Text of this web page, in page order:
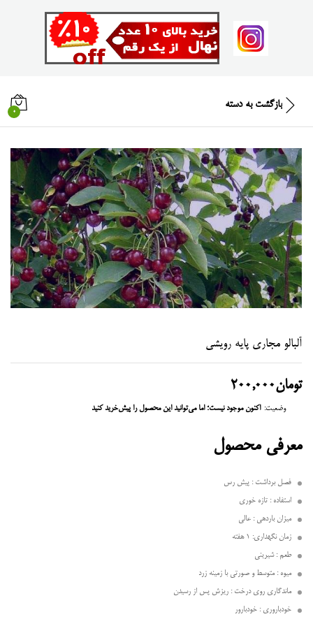
بازگشت به دسته
0
آلبالو مجاری پایه رویشی
تومان200,000
وضعیت: اکنون موجود نیست؛ اما می‌توانید این محصول را پیش‌خرید کنید
معرفی محصول
فصل برداشت : پیش رس
استفاده : تازه خوری
میزان باردهی : عالی
زمان نگهداری: 1 هفته
طعم : شیرینی
میوه : متوسط و صورتی با زمینه زرد
ماندگاری روی درخت : ریزش پس از رسیدن
خودباروری : خودبارور